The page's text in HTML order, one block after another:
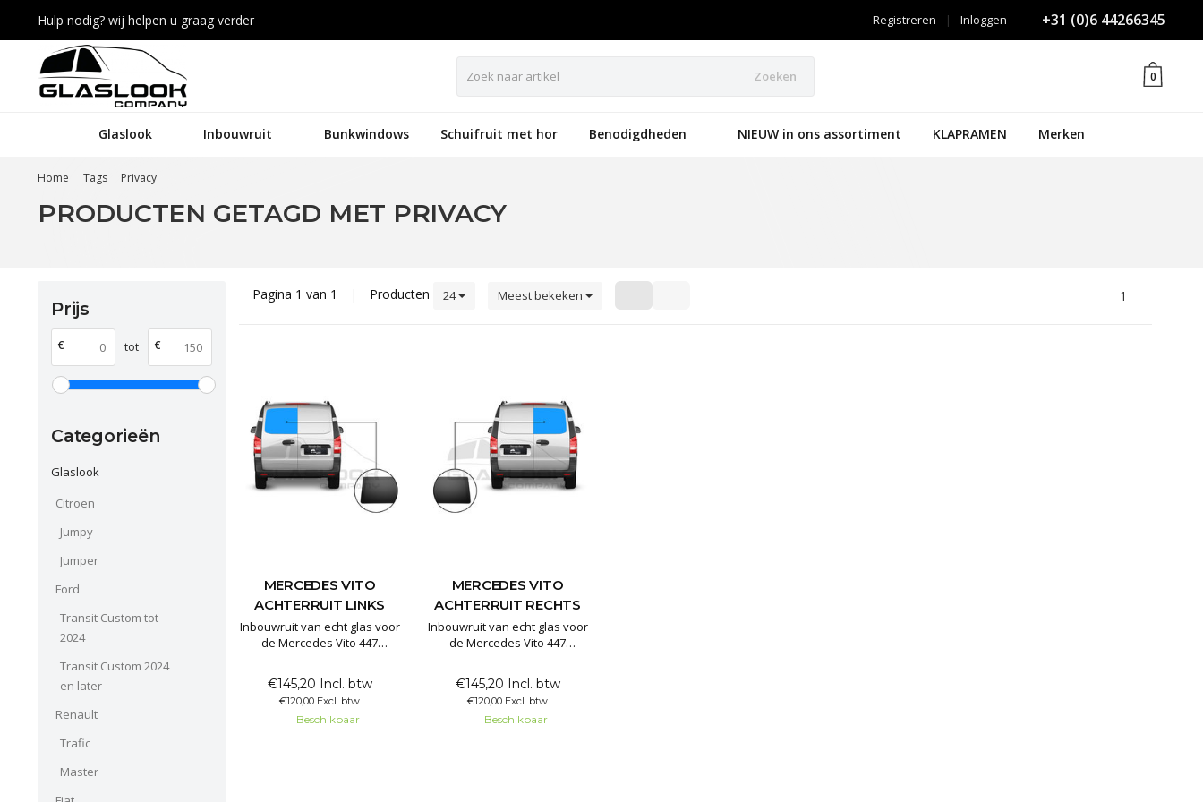
Hulp nodig? wij helpen u graag verder +31 (0)6 44266345
Inloggen
|
Registreren
Zoeken 0
Glaslook Inbouwruit Bunkwindows Schuifruit met hor Benodigdheden NIEUW in ons assortiment KLAPRAMEN Merken
Home Tags Privacy
PRODUCTEN GETAGD MET PRIVACY
Prijs
€ tot €
Categorieën
Glaslook
Citroen
Jumpy
Jumper
Ford
Transit Custom tot
2024
Transit Custom 2024
en later
Renault
Trafic
Master
Pagina 1 van 1 | Producten 24 Meest bekeken 1
MERCEDES VITO
ACHTERRUIT LINKS
Inbouwruit van echt glas voor
de Mercedes Vito 447
€145,20 Incl. btw
€120,00 Excl. btw
Beschikbaar
MERCEDES VITO
ACHTERRUIT RECHTS
Inbouwruit van echt glas voor
de Mercedes Vito 447
€145,20 Incl. btw
€120,00 Excl. btw
Beschikbaar